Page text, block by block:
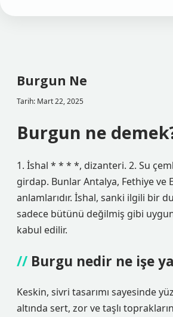
Burgun Ne
Tarih: Mart 22, 2025
Burgun ne
1. İshal * * * *, dizanteri. 2. Su
girdap. Bunlar Antalya, Fethiye ve
anlamlarıdır. İshal, sanki ilgili bir
sadece bütünü değilmiş gibi
kabul edilir.
Burgu nedir ne işe
Keskin, sivri tasarımı sayesinde
altında sert, zor ve taşlı toprakların